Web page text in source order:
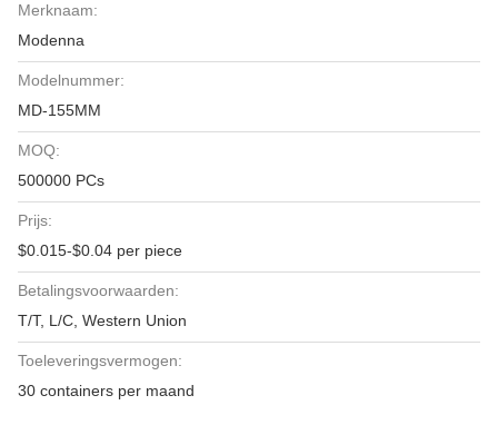
Merknaam:
Modenna
Modelnummer:
MD-155MM
MOQ:
500000 PCs
Prijs:
$0.015-$0.04 per piece
Betalingsvoorwaarden:
T/T, L/C, Western Union
Toeleveringsvermogen:
30 containers per maand